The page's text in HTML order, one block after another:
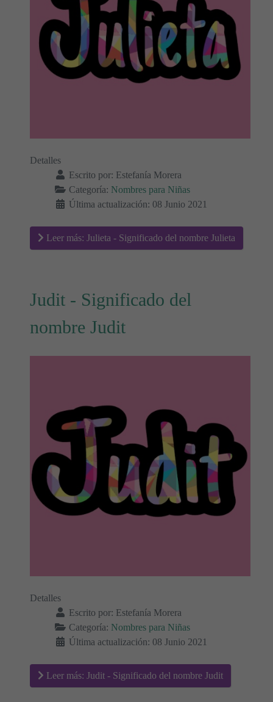
Detalles
Escrito por: Estefanía Morera
Categoría: Nombres para Niñas
Última actualización: 08 Junio 2021
Leer más: Julieta - Significado del nombre Julieta
Judit - Significado del
nombre Judit
Detalles
Escrito por: Estefanía Morera
Categoría: Nombres para Niñas
Última actualización: 08 Junio 2021
Leer más: Judit - Significado del nombre Judit